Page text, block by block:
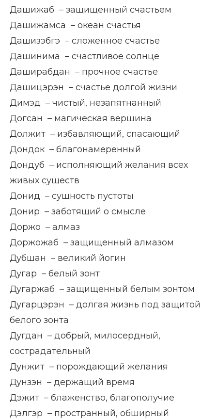
Дашижаб – защищенный счастьем
Дашижамса – океан счастья
Дашизэбгэ – сложенное счастье
Дашинима – счастливое солнце
Даширабдан – прочное счастье
Дашицэрэн – счастье долгой жизни
Димэд – чистый, незапятнанный
Догсан – магическая вершина
Должит – избавляющий, спасающий
Дондок – благонамеренный
Дондуб – исполняющий желания всех
живых существ
Донид – сущность пустоты
Донир – заботящий о смысле
Доржо – алмаз
Доржожаб – защищенный алмазом
Дубшан – великий йогин
Дугар – белый зонт
Дугаржаб – защищенный белым зонтом
Дугарцэрэн – долгая жизнь под защитой
белого зонта
Дугдан – добрый, милосердный,
сострадательный
Дунжит – порождающий желания
Дунзэн – держащий время
Дэжит – блаженство, благополучие
Дэлгэр – пространный, обширный